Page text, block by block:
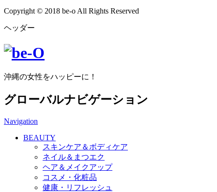
Copyright © 2018 be-o All Rights Reserved
ヘッダー
沖縄の女性をハッピーに！
グローバルナビゲーション
Navigation
BEAUTY
スキンケア＆ボディケア
ネイル＆まつエク
ヘア＆メイクアップ
コスメ・化粧品
健康・リフレッシュ